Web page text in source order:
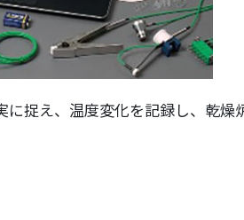
捉え、温度変化を記録し、乾燥